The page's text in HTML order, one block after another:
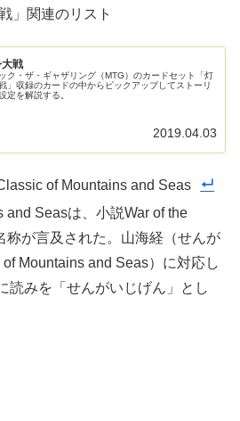
」関連のリスト
戦
ク・ザ・ギャザリング（MTG）のカードセット「灯
」収録のカードの中からピックアップしてストーリ
定を解説する。
2019.04.03
of Mountains and Seas
and Seasは、小説War of the
称が言及された。山海経（せんが
Mountains and Seas）に対応し
読みを「せんがいじげん」とし